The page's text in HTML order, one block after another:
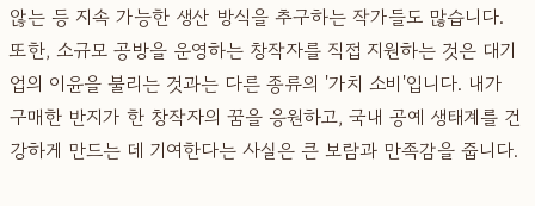
않는 등 지속 가능한 생산 방식을 추구하는 작가들도 많습니다.
또한, 소규모 공방을 운영하는 창작자를 직접 지원하는 것은 대기
업의 이윤을 불리는 것과는 다른 종류의 '가치 소비'입니다. 내가
구매한 반지가 한 창작자의 꿈을 응원하고, 국내 공예 생태계를 건
강하게 만드는 데 기여한다는 사실은 큰 보람과 만족감을 줍니다.